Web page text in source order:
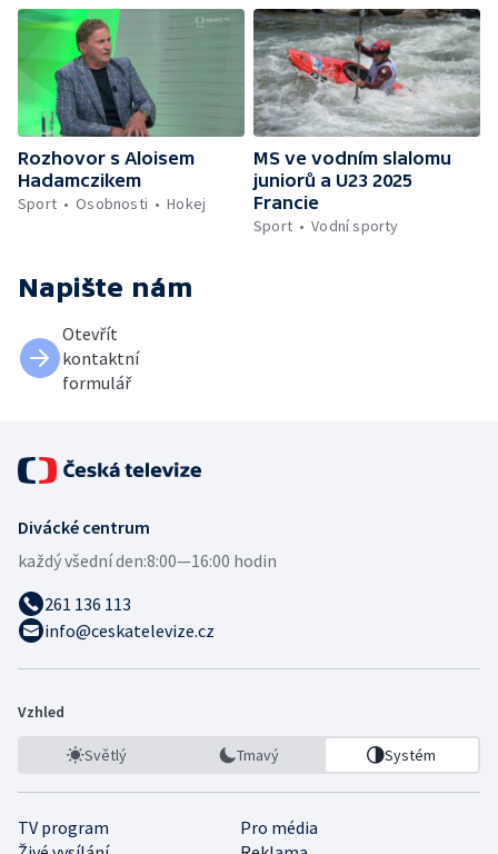
Rozhovor s Aloisem
Hadamczikem
Sport
Osobnosti Hokej
MS ve vodním slalomu
juniorů a U23 2025
Francie
Sport
Vodní sporty
Napište nám
Otevřít
kontaktní
formulář
Divácké centrum
každý všední den:8:00—16:00 hodin
261 136 113
info@ceskatelevize.cz
Vzhled
Světlý Tmavý Systém
TV program
Pro média